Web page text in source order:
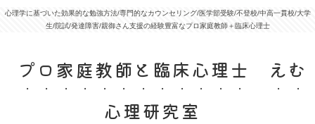
心理学に基づいた効果的な勉強方法/専門的なカウンセリング/医学部受験/不登校/中高一貫校/大学
生/院試/発達障害/親御さん支援の経験豊富なプロ家庭教師＋臨床心理士
プロ家庭教師と臨床心理士 えむ
心理研究室